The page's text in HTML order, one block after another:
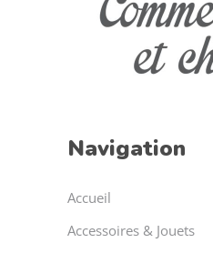
Navigation
Accueil
Accessoires & Jouets